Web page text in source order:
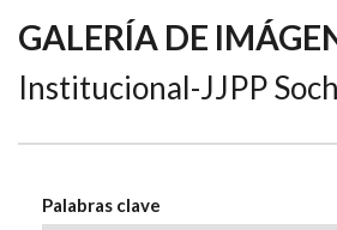
DE
AYUDA
A
GALERÍA DE
Institucional-JJPP
Palabras clave